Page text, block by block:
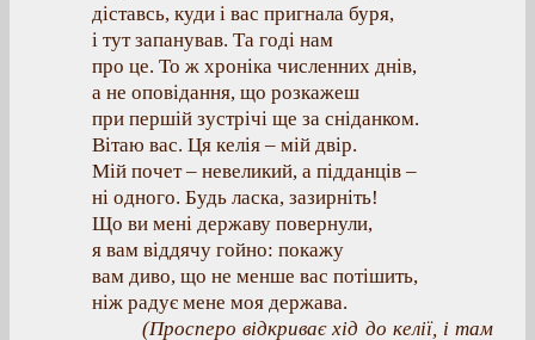
діставсь, куди і вас пригнала буря,
і тут запанував. Та годі нам
про це. То ж хроніка численних днів,
а не оповідання, що розкажеш
при першій зустрічі ще за сніданком.
Вітаю вас. Ця келія – мій двір.
Мій почет – невеликий, а підданців –
ні одного. Будь ласка, зазирніть!
Що ви мені державу повернули,
я вам віддячу гойно: покажу
вам диво, що не менше вас потішить,
ніж радує мене моя держава.
(Просперо відкриває хід до келії, і там